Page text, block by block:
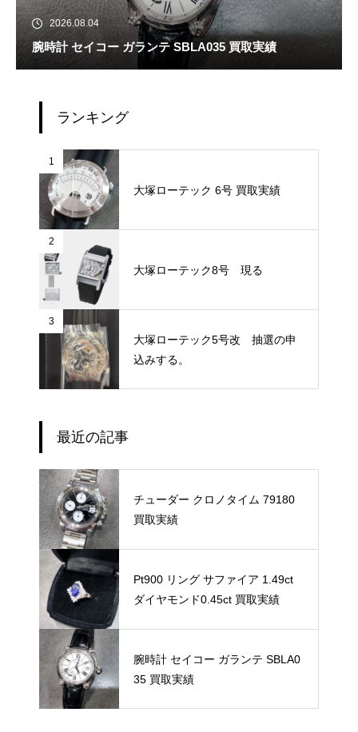
2026.08.04
腕時計 セイコー ガランテ SBLA035 買取実績
ランキング
1
大塚ローテック 6号 買取実績
2
大塚ローテック8号 現る
3
大塚ローテック5号改 抽選の申
込みする。
最近の記事
チューダー クロノタイム 79180
買取実績
Pt900 リング サファイア 1.49ct
ダイヤモンド0.45ct 買取実績
腕時計 セイコー ガランテ SBLA0
35 買取実績